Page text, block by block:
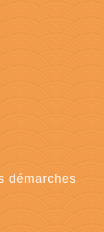
démarches